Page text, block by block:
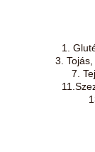
1.
3. Tojás,
7.